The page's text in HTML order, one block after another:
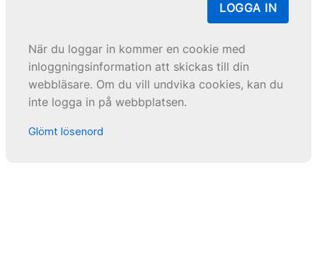
LOGGA IN
När du loggar in kommer en cookie med
inloggningsinformation att skickas till din
webbläsare. Om du vill undvika cookies, kan du
inte logga in på webbplatsen.
Glömt lösenord